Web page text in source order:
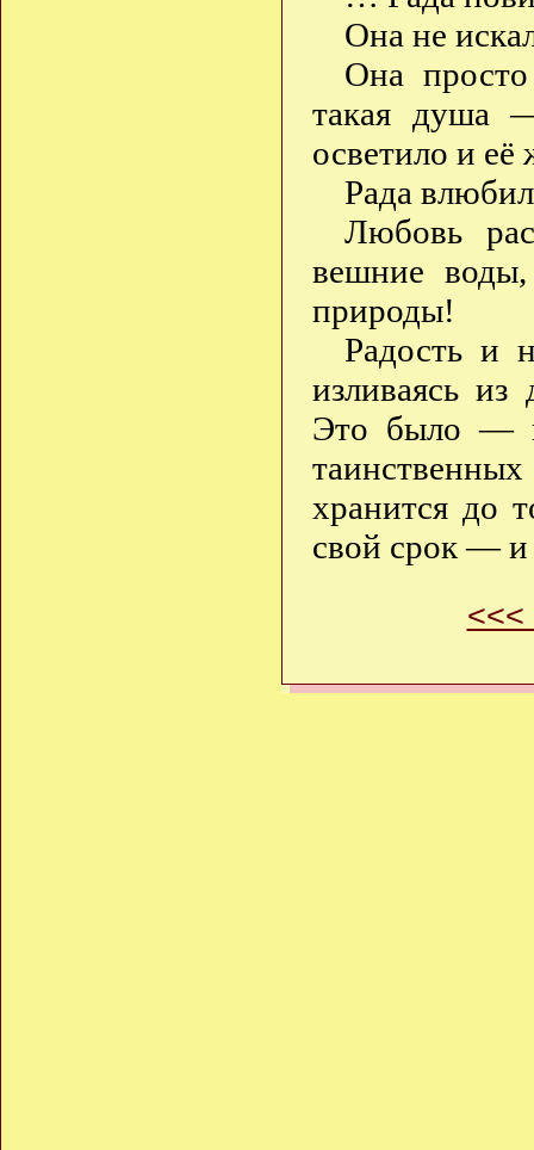
Она не
Она
такая душа
осветило и её
Рада
Любовь
вешние
природы!
Радость и
изливаясь
Это было —
хранится до
свой срок — и
<<<